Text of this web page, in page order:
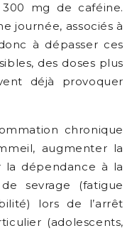
mg de caféine.
journée, associés à
à dépasser ces
des doses plus
déjà provoquer
chronique
augmenter la
dépendance à la
sevrage (fatigue
lors de l’arrêt
(adolescents,